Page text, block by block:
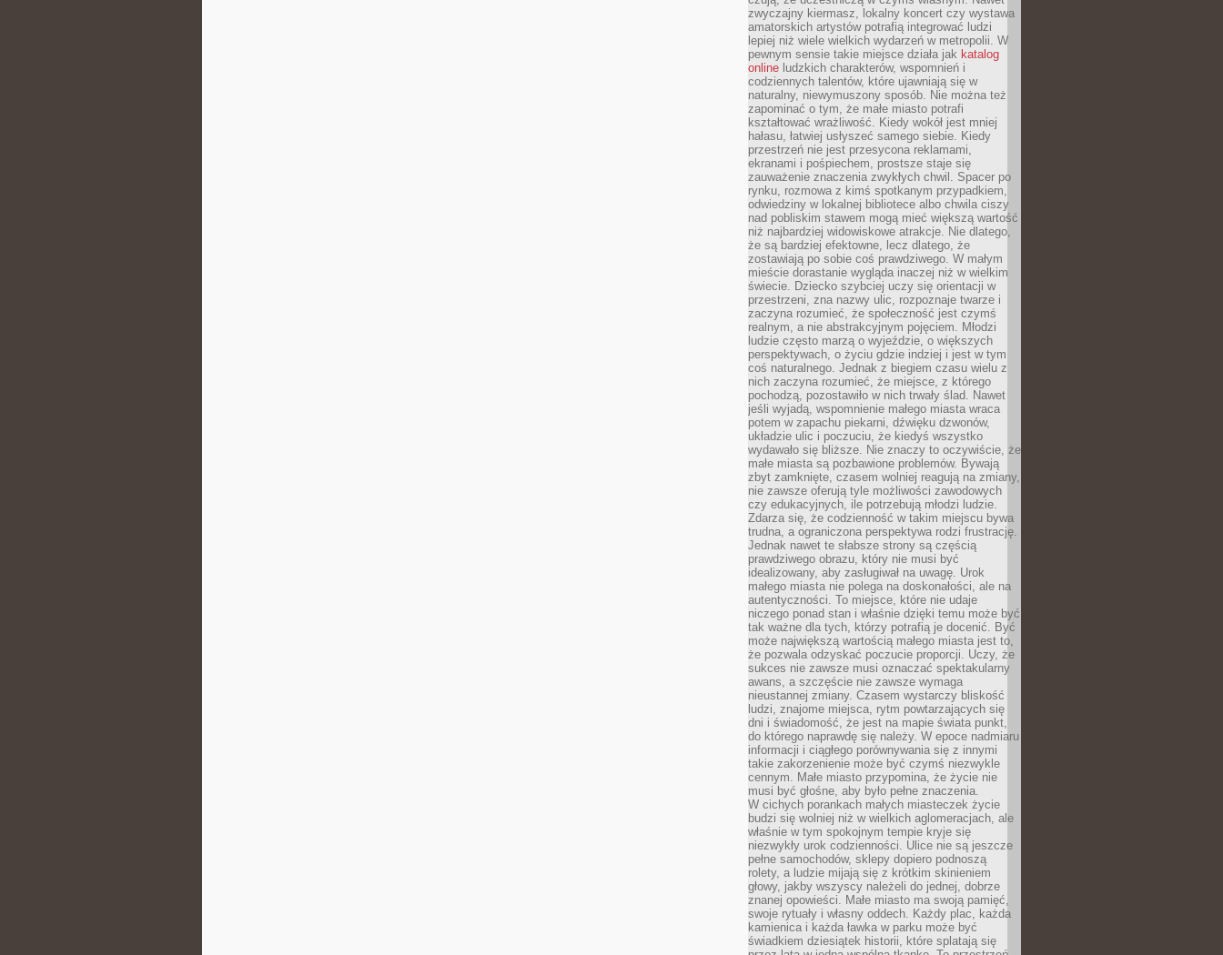
zwyczajny kiermasz, lokalny koncert czy wystawa
amatorskich artystów potrafią integrować ludzi
lepiej niż wiele wielkich wydarzeń w metropolii. W
pewnym sensie takie miejsce działa jak katalog
online ludzkich charakterów, wspomnień i
codziennych talentów, które ujawniają się w
naturalny, niewymuszony sposób. Nie można też
zapominać o tym, że małe miasto potrafi
kształtować wrażliwość. Kiedy wokół jest mniej
hałasu, łatwiej usłyszeć samego siebie. Kiedy
przestrzeń nie jest przesycona reklamami,
ekranami i pośpiechem, prostsze staje się
zauważenie znaczenia zwykłych chwil. Spacer po
rynku, rozmowa z kimś spotkanym przypadkiem,
odwiedziny w lokalnej bibliotece albo chwila ciszy
nad pobliskim stawem mogą mieć większą wartość
niż najbardziej widowiskowe atrakcje. Nie dlatego,
że są bardziej efektowne, lecz dlatego, że
zostawiają po sobie coś prawdziwego. W małym
mieście dorastanie wygląda inaczej niż w wielkim
świecie. Dziecko szybciej uczy się orientacji w
przestrzeni, zna nazwy ulic, rozpoznaje twarze i
zaczyna rozumieć, że społeczność jest czymś
realnym, a nie abstrakcyjnym pojęciem. Młodzi
ludzie często marzą o wyjeździe, o większych
perspektywach, o życiu gdzie indziej i jest w tym
coś naturalnego. Jednak z biegiem czasu wielu z
nich zaczyna rozumieć, że miejsce, z którego
pochodzą, pozostawiło w nich trwały ślad. Nawet
jeśli wyjadą, wspomnienie małego miasta wraca
potem w zapachu piekarni, dźwięku dzwonów,
układzie ulic i poczuciu, że kiedyś wszystko
wydawało się bliższe. Nie znaczy to oczywiście, że
małe miasta są pozbawione problemów. Bywają
zbyt zamknięte, czasem wolniej reagują na zmiany,
nie zawsze oferują tyle możliwości zawodowych
czy edukacyjnych, ile potrzebują młodzi ludzie.
Zdarza się, że codzienność w takim miejscu bywa
trudna, a ograniczona perspektywa rodzi frustrację.
Jednak nawet te słabsze strony są częścią
prawdziwego obrazu, który nie musi być
idealizowany, aby zasługiwał na uwagę. Urok
małego miasta nie polega na doskonałości, ale na
autentyczności. To miejsce, które nie udaje
niczego ponad stan i właśnie dzięki temu może być
tak ważne dla tych, którzy potrafią je docenić. Być
może największą wartością małego miasta jest to,
że pozwala odzyskać poczucie proporcji. Uczy, że
sukces nie zawsze musi oznaczać spektakularny
awans, a szczęście nie zawsze wymaga
nieustannej zmiany. Czasem wystarczy bliskość
ludzi, znajome miejsca, rytm powtarzających się
dni i świadomość, że jest na mapie świata punkt,
do którego naprawdę się należy. W epoce nadmiaru
informacji i ciągłego porównywania się z innymi
takie zakorzenienie może być czymś niezwykle
cennym. Małe miasto przypomina, że życie nie
musi być głośne, aby było pełne znaczenia.
W cichych porankach małych miasteczek życie
budzi się wolniej niż w wielkich aglomeracjach, ale
właśnie w tym spokojnym tempie kryje się
niezwykły urok codzienności. Ulice nie są jeszcze
pełne samochodów, sklepy dopiero podnoszą
rolety, a ludzie mijają się z krótkim skinieniem
głowy, jakby wszyscy należeli do jednej, dobrze
znanej opowieści. Małe miasto ma swoją pamięć,
swoje rytuały i własny oddech. Każdy plac, każda
kamienica i każda ławka w parku może być
świadkiem dziesiątek historii, które splatają się